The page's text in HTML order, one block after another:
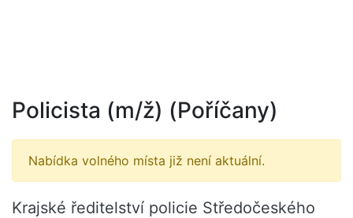
Policista (m/ž) (Poříčany)
Nabídka volného místa již není aktuální.
Krajské ředitelství policie Středočeského